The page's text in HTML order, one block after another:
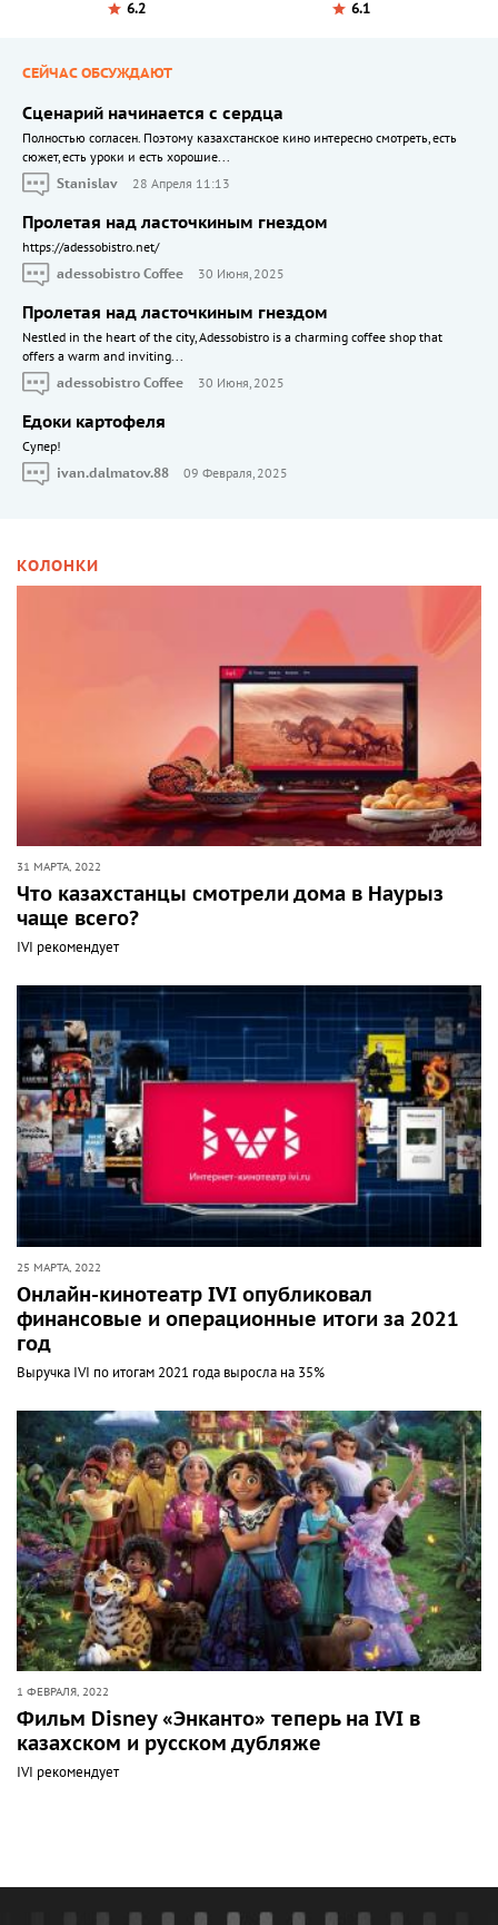
6.2 6.1
СЕЙЧАС ОБСУЖДАЮТ
Сценарий начинается с сердца
Полностью согласен. Поэтому казахстанское кино интересно смотреть, есть
сюжет, есть уроки и есть хорошие...
Stanislav
28 Апреля 11:13
Пролетая над ласточкиным гнездом
https://adessobistro.net/
adessobistro Coffee
30 Июня, 2025
Пролетая над ласточкиным гнездом
Nestled in the heart of the city, Adessobistro is a charming coffee shop that
offers a warm and inviting...
adessobistro Coffee
30 Июня, 2025
Едоки картофеля
Cупер!
ivan.dalmatov.88
09 Февраля, 2025
КОЛОНКИ
31 МАРТА, 2022
Что казахстанцы смотрели дома в Наурыз
чаще всего?
IVI рекомендует
25 МАРТА, 2022
Онлайн-кинотеатр IVI опубликовал
финансовые и операционные итоги за 2021
год
Выручка IVI по итогам 2021 года выросла на 35%
1 ФЕВРАЛЯ, 2022
Фильм Disney «Энканто» теперь на IVI в
казахском и русском дубляже
IVI рекомендует